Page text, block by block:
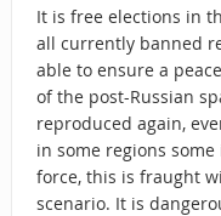
It is free elections in
all currently banned
able to ensure a
of the post-Russian
reproduced again,
in some regions
force, this is fraught
scenario. It is